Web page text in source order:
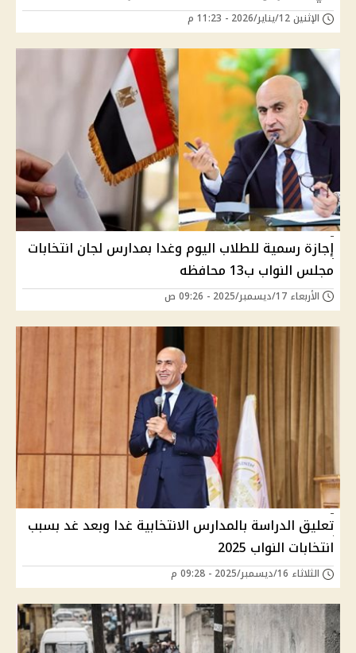
الإثنين 12/يناير/2026 - 11:23 م
إجازة رسمية للطلاب اليوم وغدا بمدارس لجان انتخابات
مجلس النواب ب13 محافظه
الأربعاء 17/ديسمبر/2025 - 09:26 ص
تعليق الدراسة بالمدارس الانتخابية غدا وبعد غد بسبب
انتخابات النواب 2025
الثلاثاء 16/ديسمبر/2025 - 09:28 م